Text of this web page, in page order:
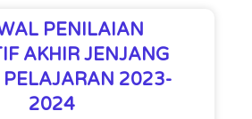
PENILAIAN
AKHIR JENJANG
2023-
2024